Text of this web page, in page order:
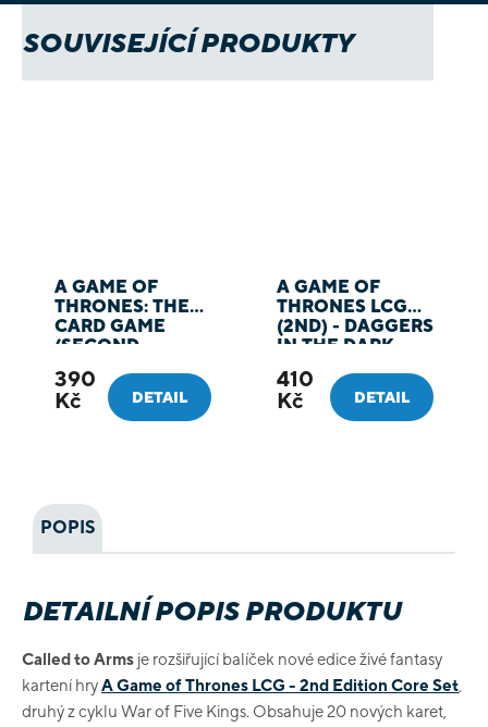
SOUVISEJÍCÍ PRODUKTY
A GAME OF
THRONES: THE
CARD GAME
(SECOND
BLACKWATER
390
Kč
DETAIL
A GAME OF
THRONES LCG
(2ND) - DAGGERS
IN THE DARK
410
Kč
DETAIL
POPIS
DETAILNÍ POPIS PRODUKTU
Called to Arms je rozšiřující balíček nové edice živé fantasy
kartení hryA Game of Thrones LCG - 2nd Edition Core Set
druhý z cyklu War of Five Kings. Obsahuje 20 nových karet,